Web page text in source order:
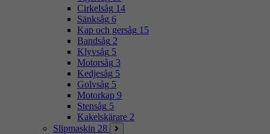
Cirkelsåg 14
Sänksåg 6
Kap och gersåg 15
Bandsåg 2
Klyvsåg 5
Motorsåg 3
Kedjesåg 5
Golvsåg 5
Motorkap 9
Stensåg 5
Kakelskärare 2
Slipmaskin 28